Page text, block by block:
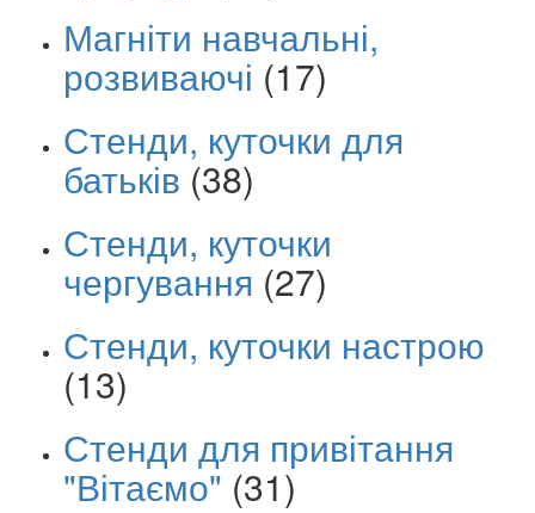
Магніти навчальні,
розвиваючі (17)
Стенди, куточки для
батьків (38)
Стенди, куточки
чергування (27)
Стенди, куточки настрою
(13)
Стенди для привітання
"Вітаємо" (31)